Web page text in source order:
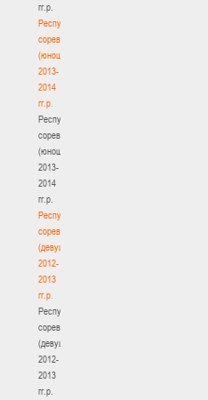
гг.р.
Республиканские
соревнования
(юноши)
2013-
2014
гг.р.
Республиканские
соревнования
(юноши)
2013-
2014
гг.р.
Республиканские
соревнования
(девушки)
2012-
2013
гг.р.
Республиканские
соревнования
(девушки)
2012-
2013
гг.р.